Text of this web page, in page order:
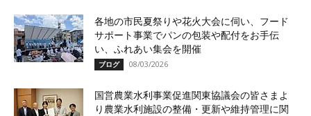
各地の市民夏祭りや花火大会に伺い、フード
サポート事業でパンの包装や配付をお手伝
い、ふれあい集会を開催
ブログ 08/03/2026
国営農業水利事業促進関東協議会の皆さまよ
り農業水利施設の整備・更新や維持管理に関